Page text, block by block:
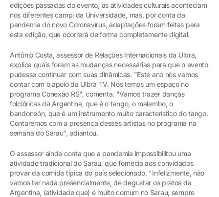
edições passadas do evento, as atividades culturais aconteciam
nos diferentes campi da Universidade, mas, por conta da
pandemia do novo Coronavírus, adaptações foram feitas para
esta edição, que ocorrerá de forma completamente digital.
Antônio Costa, assessor de Relações Internacionais da Ulbra,
explica quais foram as mudanças necessárias para que o evento
pudesse continuar com suas dinâmicas. "Este ano nós vamos
contar com o apoio da Ulbra TV. Nós temos um espaço no
programa Conexão RS", comenta. "Vamos trazer danças
folclóricas da Argentina, que é o tango, o malambo, o
bandoneón, que é um instrumento muito característico do tango.
Contaremos com a presença desses artistas no programa na
semana do Sarau", adiantou.
O assessor ainda conta que a pandemia impossibilitou uma
atividade tradicional do Sarau, que fornecia aos convidados
provar da comida típica do país selecionado. "Infelizmente, não
vamos ter nada presencialmente, de degustar os pratos da
Argentina, (atividade que) é muito comum no Sarau, sempre